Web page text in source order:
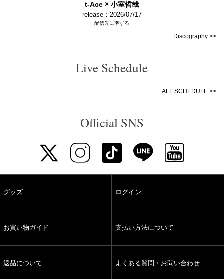
t-Ace × 小室哲哉
release：2026/07/17
配信先に準ずる
Discography >>
Live Schedule
ALL SCHEDULE >>
Official SNS
グッズ ログイン
お買い物ガイド 支払い方法について
返品について よくある質問・お問い合わせ